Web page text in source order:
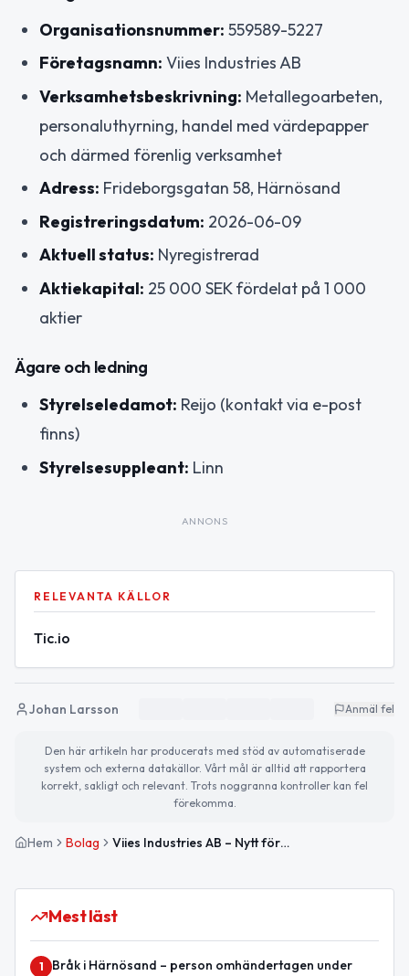
Organisationsnummer: 559589-5227
Företagsnamn: Viies Industries AB
Verksamhetsbeskrivning: Metallegoarbeten,
personaluthyrning, handel med värdepapper
och därmed förenlig verksamhet
Adress: Frideborgsgatan 58, Härnösand
Registreringsdatum: 2026-06-09
Aktuell status: Nyregistrerad
Aktiekapital: 25 000 SEK fördelat på 1 000
aktier
Ägare och ledning
Styrelseledamot: Reijo (kontakt via e-post
finns)
Styrelsesuppleant: Linn
ANNONS
RELEVANTA KÄLLOR
Tic.io
Johan Larsson Anmäl fel
Den här artikeln har producerats med stöd av automatiserade
system och externa datakällor. Vårt mål är alltid att rapportera
korrekt, sakligt och relevant. Trots noggranna kontroller kan fel
förekomma.
Hem Bolag Viies Industries AB – Nytt företag med bred verksamhet
Mest läst
1
Bråk i Härnösand – person omhändertagen under